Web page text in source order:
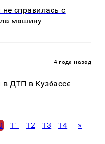
справилась с
машину
4 года назад
в ДТП в Кузбассе
11 12 13 14 »